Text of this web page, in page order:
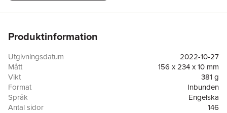
Produktinformation
Utgivningsdatum
2022-10-27
Mått
156 x 234 x 10 mm
Vikt
381 g
Format
Inbunden
Språk
Engelska
Antal sidor
146